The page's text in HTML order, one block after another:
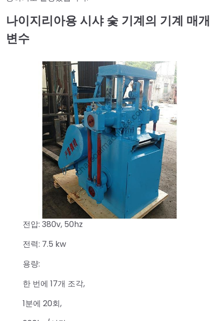
나이지리아용 시샤 숯 기계의 기계 매개
변수
전압: 380v, 50hz
전력: 7.5 kw
용량:
한 번에 17개 조각,
1분에 20회,